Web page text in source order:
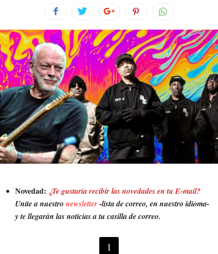
Novedad: ¿Te gustaría recibir las novedades en tu E-mail?
Unite a nuestro newsletter-lista de correo, en nuestro idioma-
y te llegarán las noticias a tu casilla de correo.
1